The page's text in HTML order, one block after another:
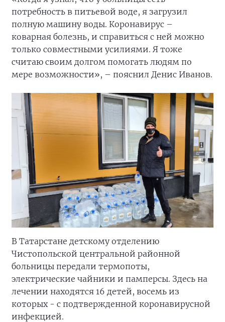
потребность в питьевой воде, я загрузил
полную машину воды. Коронавирус –
коварная болезнь, и справиться с ней можно
только совместными усилиями. Я тоже
считаю своим долгом помогать людям по
мере возможности», – пояснил Денис Иванов.
В Татарстане детскому отделению
Чистопольской центральной районной
больницы передали термопоты,
электрические чайники и памперсы. Здесь на
лечении находятся 16 детей, восемь из
которых - с подтвержденной коронавирусной
инфекцией.